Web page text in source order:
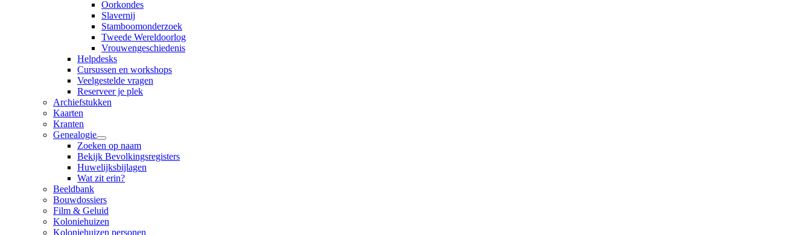
Oorkondes
Slavernij
Stamboomonderzoek
Tweede Wereldoorlog
Vrouwengeschiedenis
Helpdesks
Cursussen en workshops
Veelgestelde vragen
Reserveer je plek
Archiefstukken
Kaarten
Kranten
Genealogie
Zoeken op naam
Bekijk Bevolkingsregisters
Huwelijksbijlagen
Wat zit erin?
Beeldbank
Bouwdossiers
Film & Geluid
Koloniehuizen
Koloniehuizen personen